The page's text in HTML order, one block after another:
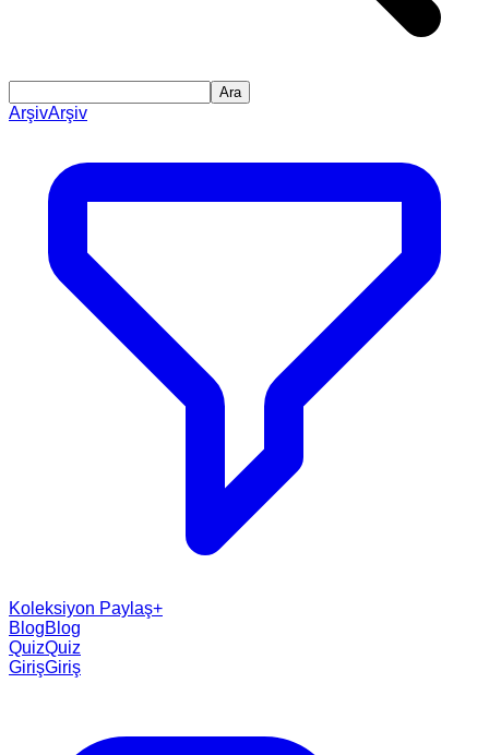
Ara
ArşivArşiv
Koleksiyon Paylaş+
BlogBlog
QuizQuiz
GirişGiriş